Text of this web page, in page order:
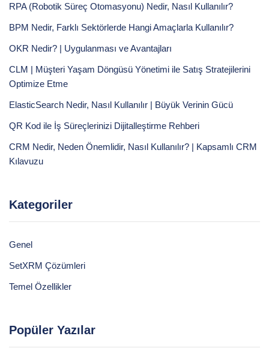
RPA (Robotik Süreç Otomasyonu) Nedir, Nasıl Kullanılır?
BPM Nedir, Farklı Sektörlerde Hangi Amaçlarla Kullanılır?
OKR Nedir? | Uygulanması ve Avantajları
CLM | Müşteri Yaşam Döngüsü Yönetimi ile Satış Stratejilerini
Optimize Etme
ElasticSearch Nedir, Nasıl Kullanılır | Büyük Verinin Gücü
QR Kod ile İş Süreçlerinizi Dijitalleştirme Rehberi
CRM Nedir, Neden Önemlidir, Nasıl Kullanılır? | Kapsamlı CRM
Kılavuzu
Kategoriler
Genel
SetXRM Çözümleri
Temel Özellikler
Popüler Yazılar